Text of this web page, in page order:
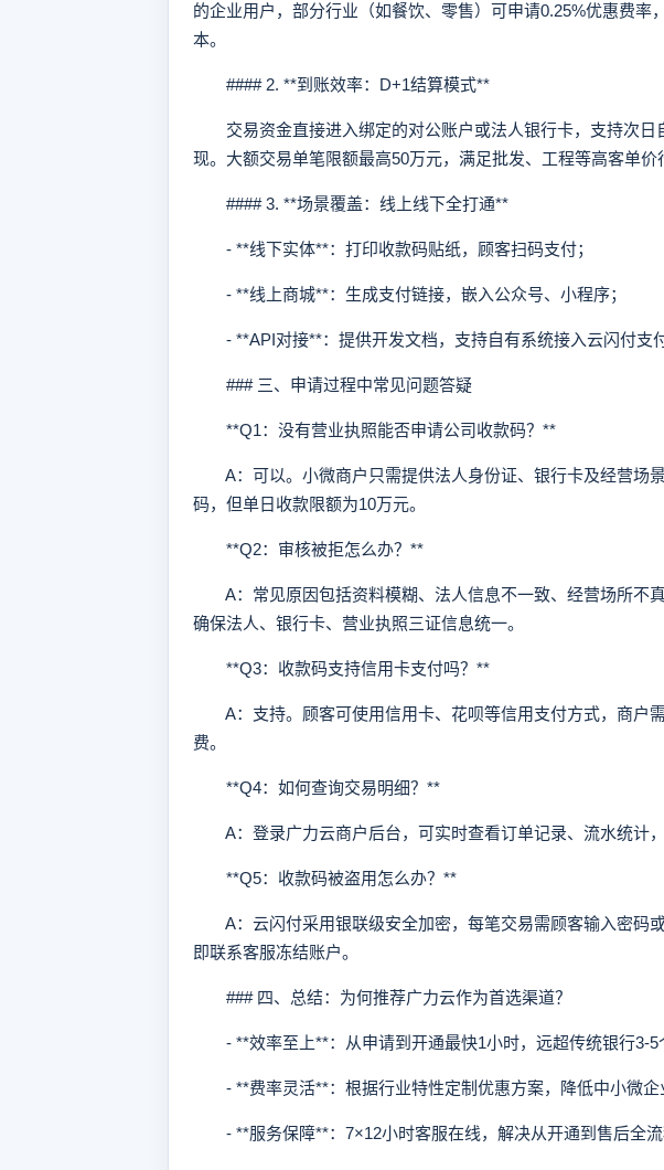
的企业用户，部分行业（如餐饮、零售）可申请0.25%优惠费率
本。
#### 2. **到账效率：D+1结算模式**
交易资金直接进入绑定的对公账户或法人银行卡，支持次日
现。大额交易单笔限额最高50万元，满足批发、工程等高客单价
#### 3. **场景覆盖：线上线下全打通**
- **线下实体**：打印收款码贴纸，顾客扫码支付；
- **线上商城**：生成支付链接，嵌入公众号、小程序；
- **API对接**：提供开发文档，支持自有系统接入云闪付支付
### 三、申请过程中常见问题答疑
**Q1：没有营业执照能否申请公司收款码？**
A：可以。小微商户只需提供法人身份证、银行卡及经营场
码，但单日收款限额为10万元。
**Q2：审核被拒怎么办？**
A：常见原因包括资料模糊、法人信息不一致、经营场所不
确保法人、银行卡、营业执照三证信息统一。
**Q3：收款码支持信用卡支付吗？**
A：支持。顾客可使用信用卡、花呗等信用支付方式，商户
费。
**Q4：如何查询交易明细？**
A：登录广力云商户后台，可实时查看订单记录、流水统计，
**Q5：收款码被盗用怎么办？**
A：云闪付采用银联级安全加密，每笔交易需顾客输入密码
即联系客服冻结账户。
### 四、总结：为何推荐广力云作为首选渠道？
- **效率至上**：从申请到开通最快1小时，远超传统银行3-5
- **费率灵活**：根据行业特性定制优惠方案，降低中小微企
- **服务保障**：7×12小时客服在线，解决从开通到售后全流